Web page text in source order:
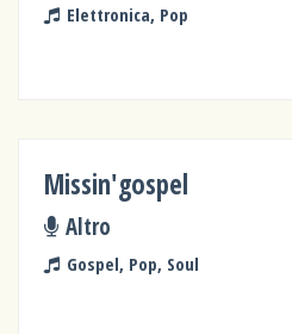
Elettronica, Pop
Missin'gospel
Altro
Gospel, Pop, Soul